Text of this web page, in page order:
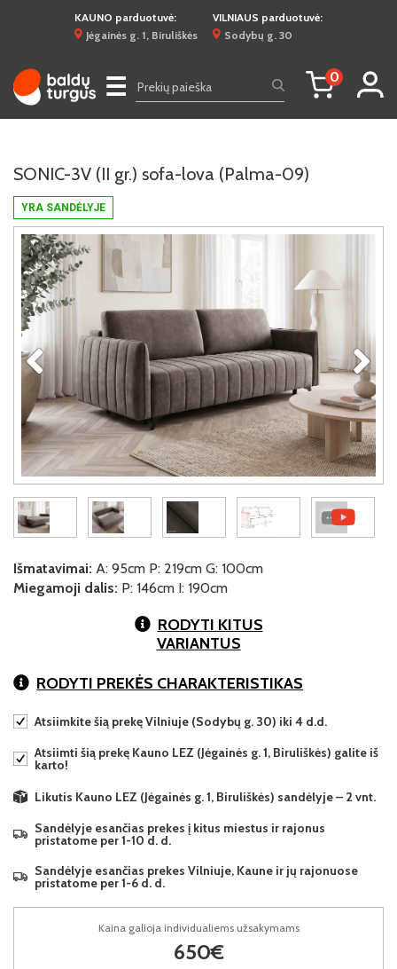
KAUNO parduotuvė:
Jėgainės g. 1, Biruliškės
VILNIAUS parduotuvė:
Sodybų g. 30
☰ 0
YRA SANDĖLYJE
SONIC-3V (II gr.) sofa-lova (Palma-09)
Išmatavimai: A: 95cm P: 219cm G: 100cm
Miegamoji dalis: P: 146cm I: 190cm
RODYTI KITUS
VARIANTUS
RODYTI PREKĖS CHARAKTERISTIKAS
Atsiimkite šią prekę Vilniuje (Sodybų g. 30) iki 4 d.d.
Atsiimti šią prekę Kauno LEZ (Jėgainės g. 1, Biruliškės) galite iš
karto!
Likutis Kauno LEZ (Jėgainės g. 1, Biruliškės) sandėlyje – 2 vnt.
Sandėlyje esančias prekes į kitus miestus ir rajonus
pristatome per 1-10 d. d.
Sandėlyje esančias prekes Vilniuje, Kaune ir jų rajonuose
pristatome per 1-6 d. d.
Kaina galioja individualiems užsakymams
650€